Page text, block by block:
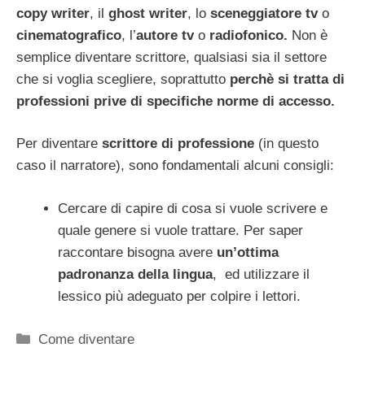
copy writer, il ghost writer, lo sceneggiatore tvo
cinematografico, l’autore tvo radiofonico. Non è
semplice diventare scrittore, qualsiasi sia il settore
che si voglia scegliere, soprattutto perchè si tratta di
professioni prive di specifiche norme di accesso.
Per diventare scrittore di professione (in questo
caso il narratore), sono fondamentali alcuni consigli:
Cercare di capire di cosa si vuole scrivere e
quale genere si vuole trattare. Per saper
raccontare bisogna avere un’ottima
padronanza della lingua, ed utilizzare il
lessico più adeguato per colpire i lettori.
Categorie
Come diventare